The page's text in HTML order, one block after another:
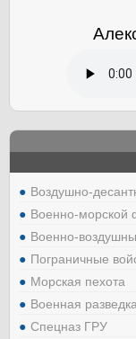
Воздушно-
Военно-морской
Военно-
Пограничные
Морская пехота
Военная разведка
Спецназ ГРУ